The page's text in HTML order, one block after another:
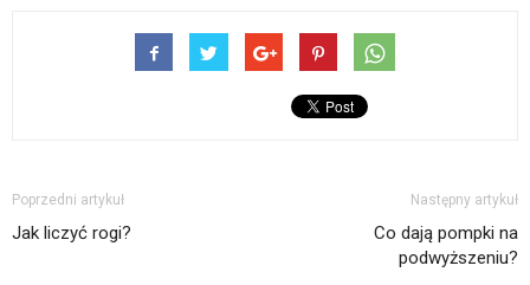
Poprzedni artykuł
Jak liczyć rogi?
Następny artykuł
Co dają pompki na
podwyższeniu?